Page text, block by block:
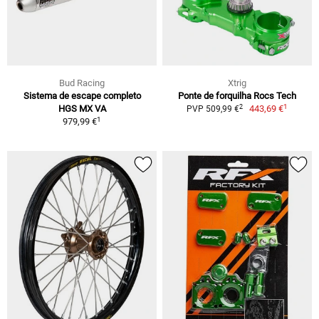
Bud Racing
Sistema de escape completo
HGS MX VA
979,99 €1
Xtrig
Ponte de forquilha Rocs Tech
PVP 509,99 €2 443,69 €1